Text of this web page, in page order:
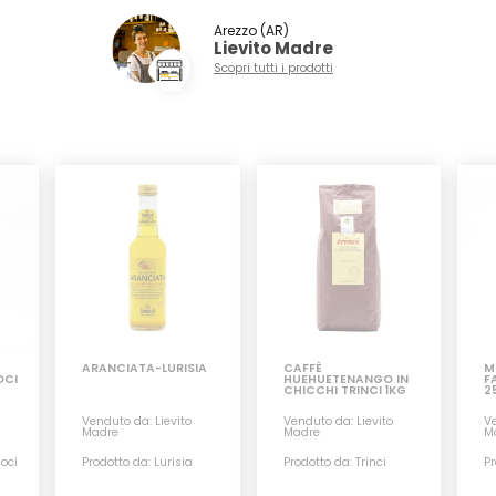
Arezzo (AR)
Lievito Madre
Scopri tutti i prodotti
ARANCIATA-LURISIA
Venduto da: Lievito
Madre
Prodotto da: Lurisia
CAFFÈ
HUEHUETENANGO IN
CHICCHI TRINCI 1KG
Venduto da: Lievito
Madre
Prodotto da: Trinci